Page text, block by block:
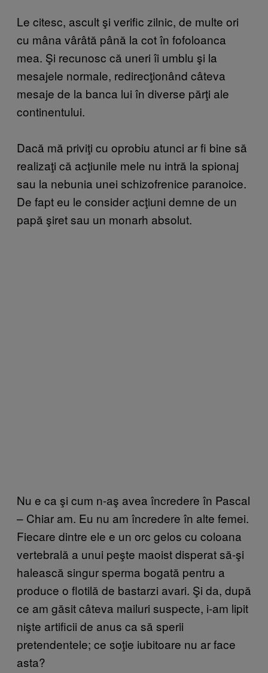
Le citesc, ascult şi verific zilnic, de multe ori
cu mâna vârâtă până la cot în fofoloanca
mea. Şi recunosc că uneri îi umblu şi la
mesajele normale, redirecţionând câteva
mesaje de la banca lui în diverse părţi ale
continentului.
Dacă mă priviţi cu oprobiu atunci ar fi bine să
realizaţi că acţiunile mele nu intră la spionaj
sau la nebunia unei schizofrenice paranoice.
De fapt eu le consider acţiuni demne de un
papă şiret sau un monarh absolut.
Nu e ca şi cum n-aş avea încredere în Pascal
– Chiar am. Eu nu am încredere în alte femei.
Fiecare dintre ele e un orc gelos cu coloana
vertebrală a unui peşte maoist disperat să-şi
halească singur sperma bogată pentru a
produce o flotilă de bastarzi avari. Şi da, după
ce am găsit câteva mailuri suspecte, i-am lipit
nişte artificii de anus ca să sperii
pretendentele; ce soţie iubitoare nu ar face
asta?